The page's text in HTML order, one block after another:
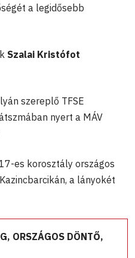
a legidősebb
Szalai Kristófot
szereplő TFSE
nyert a MÁV
es korosztály országos
a lányokét
ORSZÁGOS DÖNTŐ,